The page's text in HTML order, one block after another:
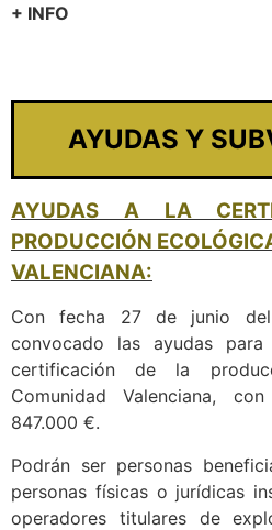
+ INFO
AYUDAS Y
AYUDAS A LA
PRODUCCIÓN
VALENCIANA:
Con fecha 27 de junio
convocado las ayudas
certificación de la
Comunidad Valenciana,
847.000 €.
Podrán ser personas
personas físicas o jurídicas
operadores titulares de